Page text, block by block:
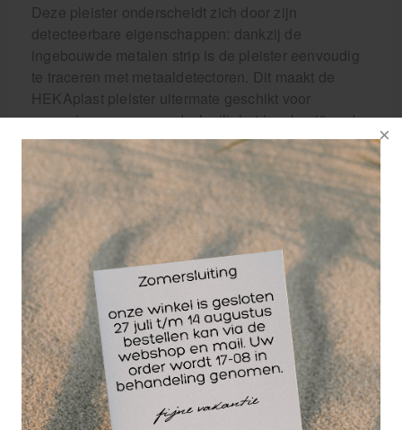
Deze pleister onderscheidt zich door zijn
detecteerbare eigenschappen: dankzij de
ingebouwde metalen strip is de pleister eenvoudig
te traceren met metaaldetectoren. Dit maakt de
HEKAplast pleister uitermate geschikt voor
omgevingen waar voedselveiligheid en hygiëne de
hoogste prioriteit hebben en contaminatie
voorkomen moet worden.
De opvallende blauwe kleur zorgt ervoor dat de
pleister ook visueel makkelijk te herkennen is
tijdens inspecties, wat essentieel is in
productielijnen en voedselverwerkende ruimtes
waar blauwe pleisters standaard worden gebruikt
om contaminatie snel te kunnen detecteren.
De pleisterrol wordt geleverd in een handige
dispenserdoos, waardoor u snel, hygiënisch en met
één hand de pleister op maat kunt knippen. Dit
verhoogt de efficiëntie en zorgt voor minder